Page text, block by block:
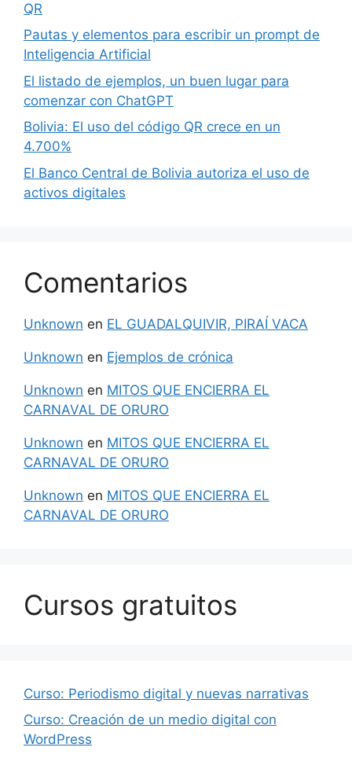
QR
Pautas y elementos para escribir un prompt de
Inteligencia Artificial
El listado de ejemplos, un buen lugar para
comenzar con ChatGPT
Bolivia: El uso del código QR crece en un
4.700%
El Banco Central de Bolivia autoriza el uso de
activos digitales
Comentarios
Unknown en EL GUADALQUIVIR, PIRAÍ VACA
Unknown en Ejemplos de crónica
Unknown en MITOS QUE ENCIERRA EL
CARNAVAL DE ORURO
Unknown en MITOS QUE ENCIERRA EL
CARNAVAL DE ORURO
Unknown en MITOS QUE ENCIERRA EL
CARNAVAL DE ORURO
Cursos gratuitos
Curso: Periodismo digital y nuevas narrativas
Curso: Creación de un medio digital con
WordPress